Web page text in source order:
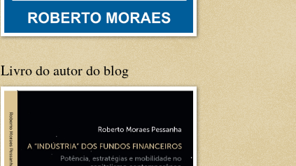
Livro do autor do blog